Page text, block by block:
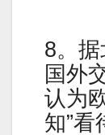
8。
国外
认为
知”看